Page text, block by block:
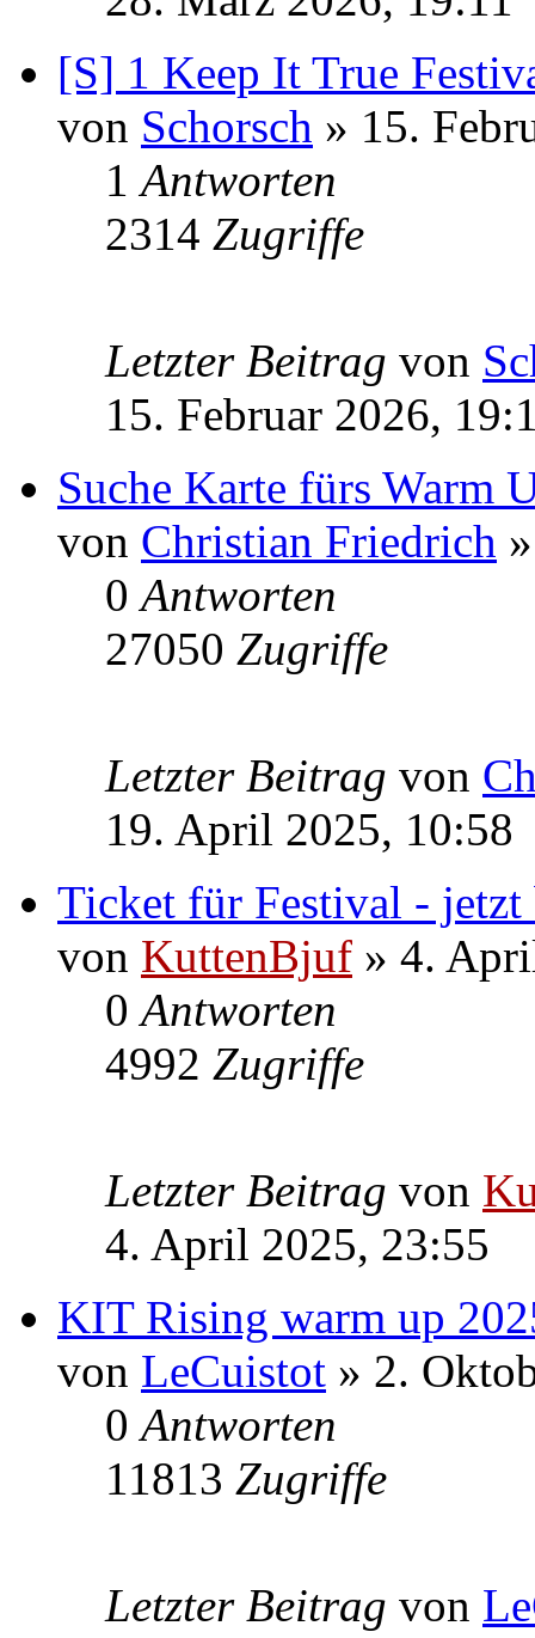
[S] 1 Keep It True
von Schorsch » 15.
1Antworten
2314 Zugriffe
Letzter Beitrag von
15. Februar 2026,
Suche Karte fürs Warm
von Christian Friedrich
0Antworten
27050 Zugriffe
Letzter Beitrag von
19. April 2025, 10:58
Ticket für Festival - jetzt
von KuttenBjuf » 4.
0Antworten
4992 Zugriffe
Letzter Beitrag von
4. April 2025, 23:55
KIT Rising warm up
von LeCuistot » 2.
0Antworten
11813 Zugriffe
Letzter Beitrag von